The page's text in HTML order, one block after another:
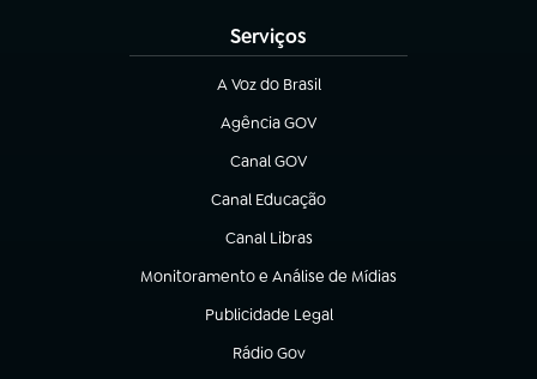
Serviços
A Voz do Brasil
(abre em nova aba)
Agência GOV
(abre em nova aba)
Canal GOV
(abre em nova aba)
Canal Educação
(abre em nova aba)
Canal Libras
(abre em nova aba)
Monitoramento e Análise de Mídias
(abre em nova aba)
Publicidade Legal
(abre em nova aba)
Rádio Gov
(abre em nova aba)